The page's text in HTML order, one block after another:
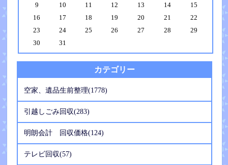
9
10 11 12 13 14
15
16
17 18 19 20 21
22
23
24 25 26 27 28
29
30
31
カテゴリー
空家、遺品生前整理(1778)
引越しごみ回収(283)
明朗会計 回収価格(124)
テレビ回収(57)